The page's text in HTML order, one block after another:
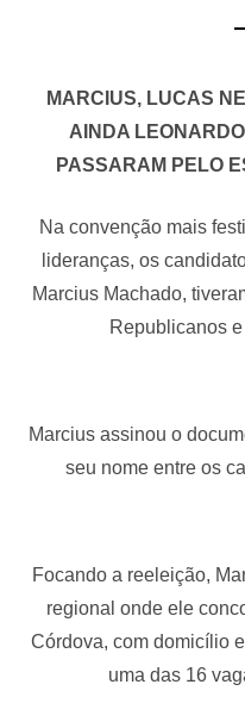
MARCIUS, LUCAS
AINDA
PASSARAM PELO
Na convenção mais
lideranças, os
Marcius Machado,
Republicanos
Marcius assinou o
seu nome entre os
Focando a reeleição,
regional onde ele
Córdova, com domicílio
uma das 16